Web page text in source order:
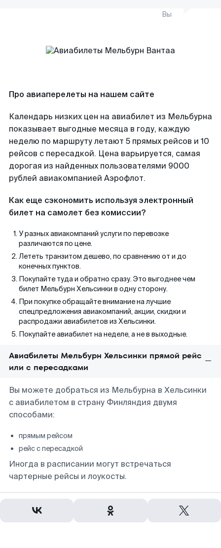
Вы
Про авиаперелеты на нашем сайте
Календарь низких цен на авиабилет из Мельбурна
показывает выгодные месяца в году, каждую
неделю по маршруту летают 5 прямых рейсов и 10
рейсов с пересадкой. Цена варьируется, самая
дорогая из найденных пользователями 9000
рублей авиакомпанией Аэрофлот.
Как еще сэкономить используя электронный
билет на самолет без комиссии?
У разных авиакомпаний услуги по перевозке
различаются по цене.
Лететь транзитом дешево, по сравнению от и до
конечных пунктов.
Покупайте туда и обратно сразу. Это выгоднее чем
билет Мельбурн Хельсинки в одну сторону.
При покупке обращайте внимание на лучшие
спецпредложения авиакомпаний, акции, скидки и
распродажи авиабилетов из Хельсинки.
Покупайте авиабилет на неделе, а не в выходные.
Авиабилеты Мельбурн Хельсинки прямой рейс
или с пересадками
Вы можете добраться из Мельбурна в Хельсинки
с авиабилетом в страну Финляндия двумя
способами:
прямым рейсом
рейс с пересадкой
Иногда в расписании могут встречаться
чартерные рейсы и лоукосты.